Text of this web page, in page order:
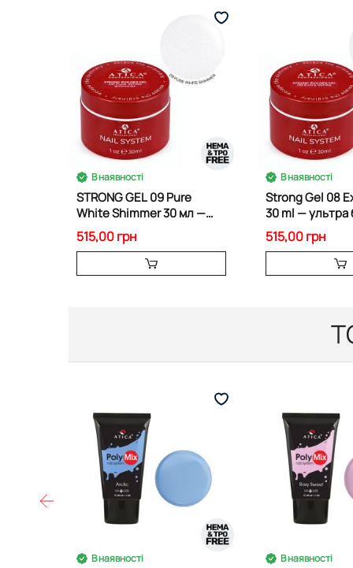
В наявності
STRONG GEL 09 Pure
White Shimmer 30 мл —
молочний гель із
шиммером
515,00 грн
В наявності
Strong Gel 08
30 ml — ультра
білдер гель
515,00 грн
В наявності В наявності